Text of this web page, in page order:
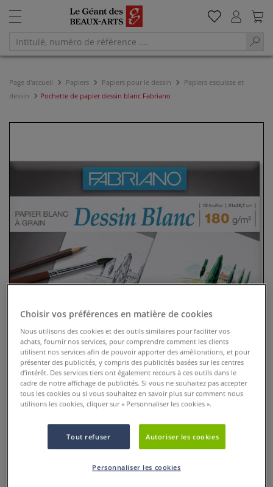
Page d'accueil Papiers Papiers pour le dessin
Papiers esquisse et
dessin
Pochette de papier dessin blanc Fabriano
Pochette de papier dessin blanc
Fabriano
0 Commentaires
Choisir vos préférences en matière de cookies
Nous utilisons des cookies et des outils similaires pour faciliter vos
achats, fournir nos services, pour comprendre comment les clients
utilisent nos services afin de pouvoir apporter des améliorations, et pour
présenter des publicités, y compris des publicités basées sur les centres
d’intérêt. Des services tiers ont également recours à ces outils dans le
cadre de notre affichage de publicités. Si vous ne souhaitez pas accepter
tous les cookies ou si vous souhaitez en savoir plus sur comment nous
utilisons les cookies, cliquer sur « Personnaliser les cookies ».
Tout refuser Autoriser les cookies
Personnaliser les cookies